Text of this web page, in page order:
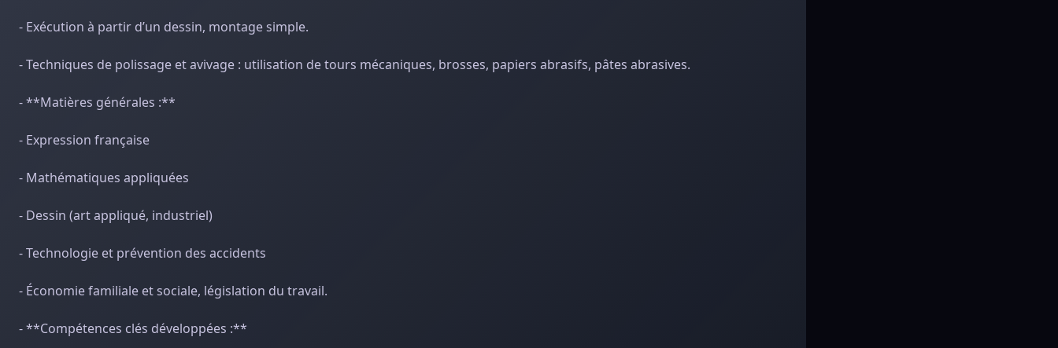
- Exécution à partir d’un dessin, montage simple.
- Techniques de polissage et avivage : utilisation de tours mécaniques, brosses, papiers abrasifs, pâtes abrasives.
- **Matières générales :**
- Expression française
- Mathématiques appliquées
- Dessin (art appliqué, industriel)
- Technologie et prévention des accidents
- Économie familiale et sociale, législation du travail.
- **Compétences clés développées :**